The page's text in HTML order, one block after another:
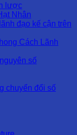
lược
Nhân
đạo kế cận trên
Cách Lãnh
số
chuyển đổi số